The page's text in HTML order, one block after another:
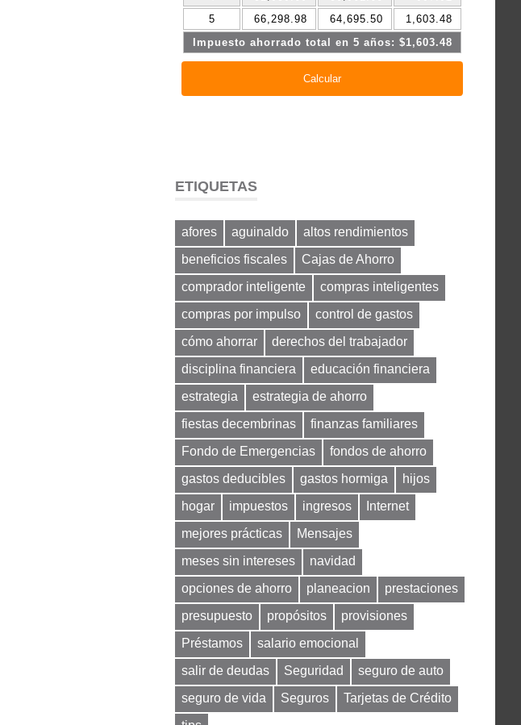
ETIQUETAS
afores aguinaldo
altos rendimientos
beneficios fiscales
Cajas de Ahorro
comprador inteligente
compras inteligentes
compras por impulso
control de gastos
cómo ahorrar
derechos del trabajador
disciplina financiera
educación financiera
estrategia
estrategia de ahorro
fiestas decembrinas
finanzas familiares
Fondo de Emergencias
fondos de ahorro
gastos deducibles
gastos hormiga
hijos
hogar
impuestos ingresos
Internet
mejores prácticas
Mensajes
meses sin intereses
navidad
opciones de ahorro
planeacion
prestaciones
presupuesto
propósitos
provisiones
Préstamos
salario emocional
salir de deudas
Seguridad
seguro de auto
seguro de vida
Seguros
Tarjetas de Crédito